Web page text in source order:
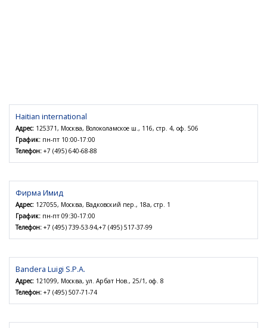
Haitian international
Адрес: 125371, Москва, Волоколамское ш., 116, стр. 4, оф. 506
График: пн-пт 10:00-17:00
Телефон: +7 (495) 640-68-88
Фирма Имид
Адрес: 127055, Москва, Вадковский пер., 18а, стр. 1
График: пн-пт 09:30-17:00
Телефон: +7 (495) 739-53-94,+7 (495) 517-37-99
Bandera Luigi S.P.A.
Адрес: 121099, Москва, ул. Арбат Нов., 25/1, оф. 8
Телефон: +7 (495) 507-71-74